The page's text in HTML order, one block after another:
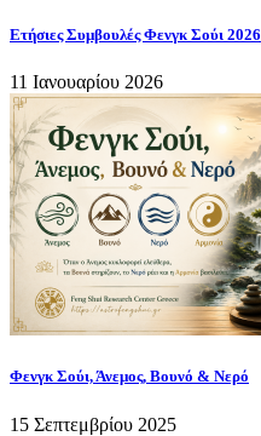
Ετήσιες Συμβουλές Φενγκ Σούι 2026
11 Ιανουαρίου 2026
Φενγκ Σούι, Άνεμος, Βουνό & Νερό
15 Σεπτεμβρίου 2025